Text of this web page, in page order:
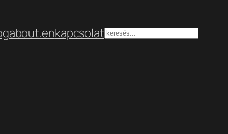
about.enkapcsolatKeresés